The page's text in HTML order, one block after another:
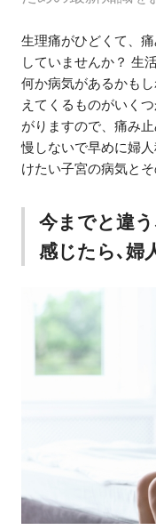
生理痛がひどくて、
していませんか？ 生
何か病気があるかも
えてくるものがいく
がりますので、痛み
慢しないで早めに婦
けたい子宮の病気と
今までと違
感じたら､婦